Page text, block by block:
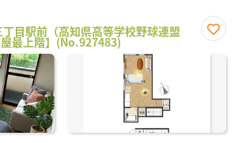
目駅前（高知県高等学校野球連盟
最上階】(No.927483)
に入